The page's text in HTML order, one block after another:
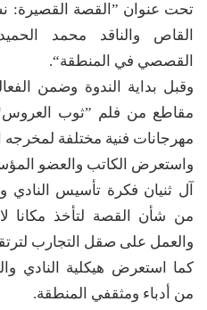
تحت عنوان ”القصة القصيرة:
القاص والناقد محمد
القصصي في المنطقة“.
وقبل بداية الندوة وضمن
مقاطع من فلم ”ثوب
مهرجانات فنية مختلفة
واستعرض الكاتب والعضو
آل ثنيان فكرة تأسيس النادي
من شأن القصة لتأخذ مكانا
والعمل على صقل التجارب
كما استعرض هيكلية النادي
من أدباء ومثقفي المنطقة.